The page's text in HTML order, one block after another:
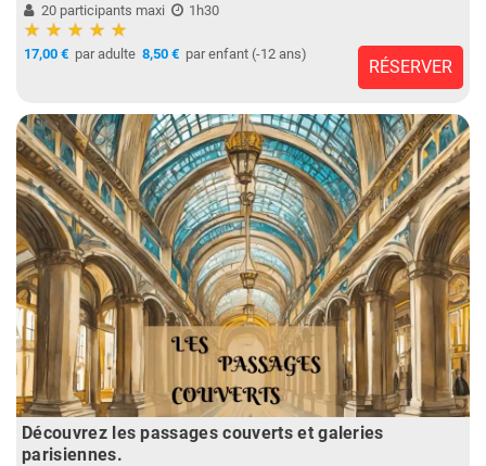
20 participants maxi 1h30
17,00 € par adulte 8,50 € par enfant (-12 ans)
RÉSERVER
Découvrez les passages couverts et galeries
parisiennes.